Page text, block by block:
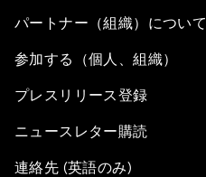
パートナー（組織）について
参加する（個人、組織）
プレスリリース登録
ニュースレター購読
連絡先 (英語のみ)